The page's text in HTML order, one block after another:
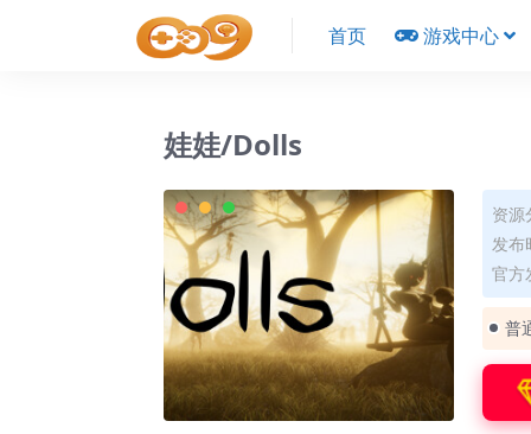
首页 游戏中心
娃娃/Dolls
资
发布
官方
普